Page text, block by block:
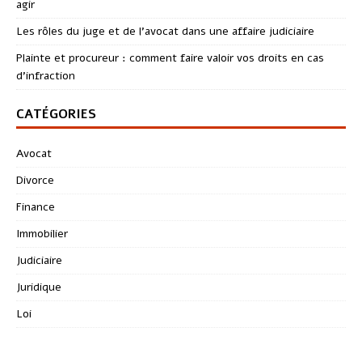
agir
Les rôles du juge et de l’avocat dans une affaire judiciaire
Plainte et procureur : comment faire valoir vos droits en cas
d’infraction
CATÉGORIES
Avocat
Divorce
Finance
Immobilier
Judiciaire
Juridique
Loi